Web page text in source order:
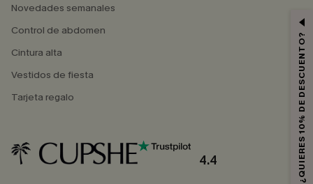
Novedades semanales
Control de abdomen
Cintura alta
Vestidos de fiesta
Tarjeta regalo
4.4 ¿QUIERES 10% DE DESCUENTO?